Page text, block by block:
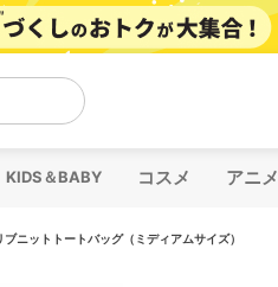
KIDS＆BABY コスメ アニメ
ブニットトートバッグ（ミディアムサイズ）